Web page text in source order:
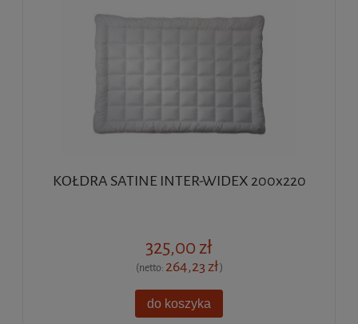
KOŁDRA SATINE INTER-WIDEX 200x220
325,00 zł
(netto: 264,23 zł)
do koszyka